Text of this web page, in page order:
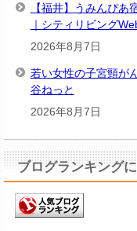
【福井】うみんぴ
｜シティリビング
2026年8月7日
若い女性の子宮頸が
谷ねっと
2026年8月7日
ブログランキング